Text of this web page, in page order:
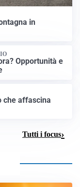
in
Opportunità e
che affascina
Tutti i focus